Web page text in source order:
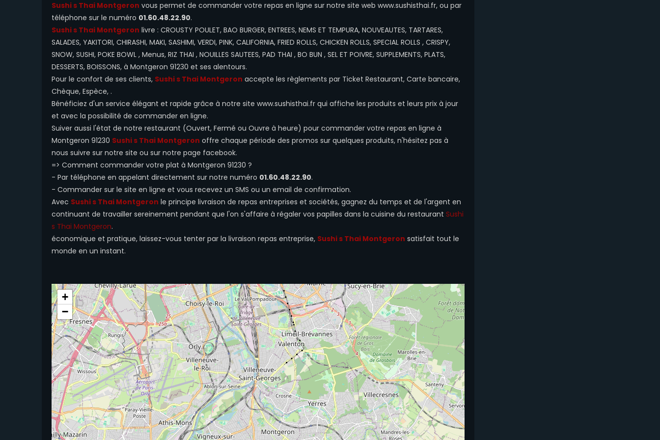
Sushi s Thai Montgeron vous permet de commander votre repas en ligne sur notre site web www.sushisthai.fr, ou par
téléphone sur le numéro 01.60.48.22.90.
Sushi s Thai Montgeron livre : CROUSTY POULET, BAO BURGER, ENTREES, NEMS ET TEMPURA, NOUVEAUTES, TARTARES,
SALADES, YAKITORI, CHIRASHI, MAKI, SASHIMI, VERDI, PINK, CALIFORNIA, FRIED ROLLS, CHICKEN ROLLS, SPECIAL ROLLS , CRISPY,
SNOW, SUSHI, POKE BOWL , Menus, RIZ THAI , NOUILLES SAUTEES, PAD THAI , BO BUN , SEL ET POIVRE, SUPPLEMENTS, PLATS,
DESSERTS, BOISSONS, à Montgeron 91230 et ses alentours.
Pour le confort de ses clients, Sushi s Thai Montgeron accepte les règlements par Ticket Restaurant, Carte bancaire,
Chèque, Espèce, .
Bénéficiez d'un service élégant et rapide grâce à notre site www.sushisthai.fr qui affiche les produits et leurs prix à jour
et avec la possibilité de commander en ligne.
Suiver aussi l'état de notre restaurant (Ouvert, Fermé ou Ouvre à heure) pour commander votre repas en ligne à
Montgeron 91230 Sushi s Thai Montgeron offre chaque période des promos sur quelques produits, n'hésitez pas à
nous suivre sur notre site ou sur notre page facebook.
=> Comment commander votre plat à Montgeron 91230 ?
- Par téléphone en appelant directement sur notre numéro 01.60.48.22.90.
- Commander sur le site en ligne et vous recevez un SMS ou un email de confirmation.
Avec Sushi s Thai Montgeron le principe livraison de repas entreprises et sociétés, gagnez du temps et de l'argent en
continuant de travailler sereinement pendant que l'on s'affaire à régaler vos papilles dans la cuisine du restaurant Sushi
s Thai Montgeron.
économique et pratique, laissez-vous tenter par la livraison repas entreprise, Sushi s Thai Montgeron satisfait tout le
monde en un instant.
+
−